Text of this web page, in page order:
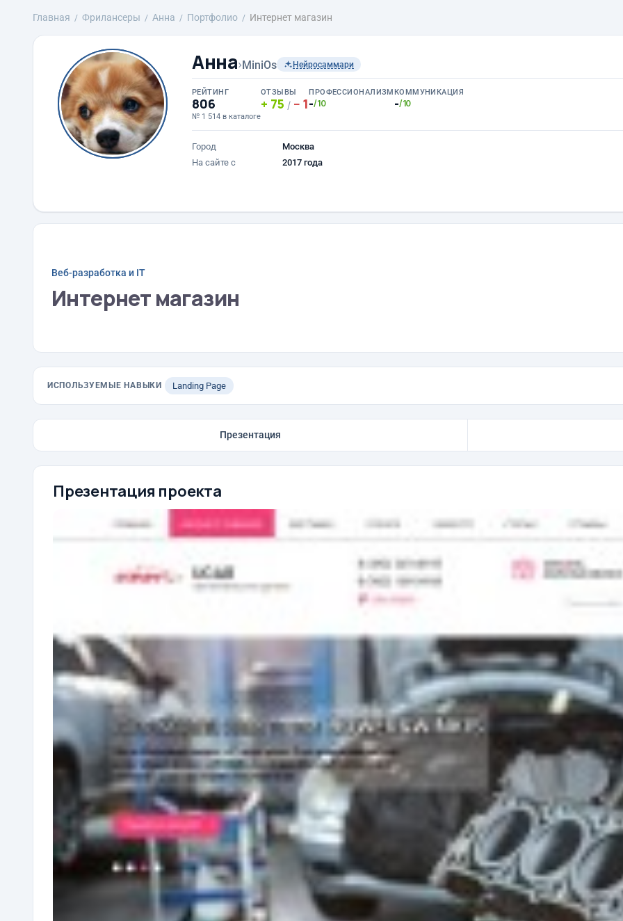
Главная Фрилансеры Анна Портфолио Интернет магазин
Анна›MiniOs Нейросаммари
РЕЙТИНГ
806
№ 1 514 в каталоге
ОТЗЫВЫ
75 / 1
ПРОФЕССИОНАЛИЗМ
-/10
КОММУНИКАЦИЯ
-/10
Город
Москва
На сайте с
2017 года
Веб-разработка и IT
Интернет магазин
ИСПОЛЬЗУЕМЫЕ НАВЫКИ Landing Page
Презентация
Презентация проекта